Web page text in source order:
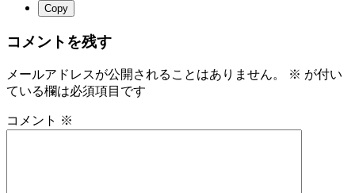
Copy
コメントを残す
メールアドレスが公開されることはありません。 ※ が付い
ている欄は必須項目です
コメント ※